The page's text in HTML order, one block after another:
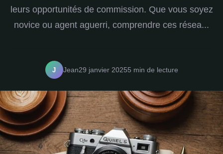
leurs opportunités de commission. Que vous soyez
novice ou agent aguerri, comprendre ces résea...
J Jean29 janvier 20255 min de lecture